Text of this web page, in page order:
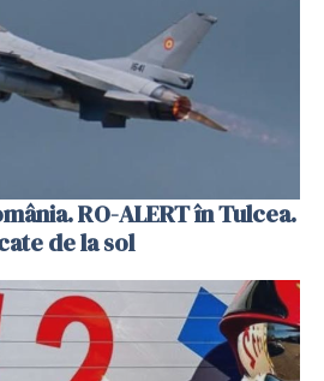
RO-ALERT în Tulcea.
de la sol